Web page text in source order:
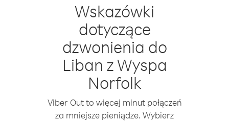
Wskazówki
dotyczące
dzwonienia do
Liban z Wyspa
Norfolk
Viber Out to więcej minut połączeń
za mniejsze pieniądze. Wybierz